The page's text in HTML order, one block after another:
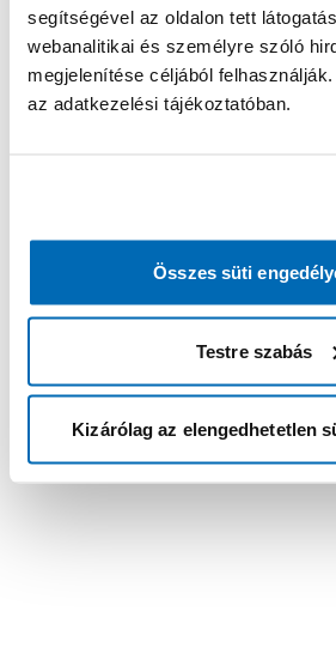
segítségével az oldalon tett
webanalitikai és személyre szóló
megjelenítése céljából
az adatkezelési tájékoztatóban.
Összes süti
Testre szabás
Kizárólag az elengedhetetlen